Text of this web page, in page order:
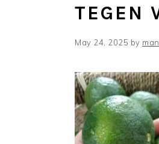
TEGEN
May 24, 2025 by